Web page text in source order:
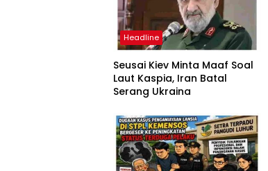
Headline
Seusai Kiev Minta Maaf Soal
Laut Kaspia, Iran Batal
Serang Ukraina